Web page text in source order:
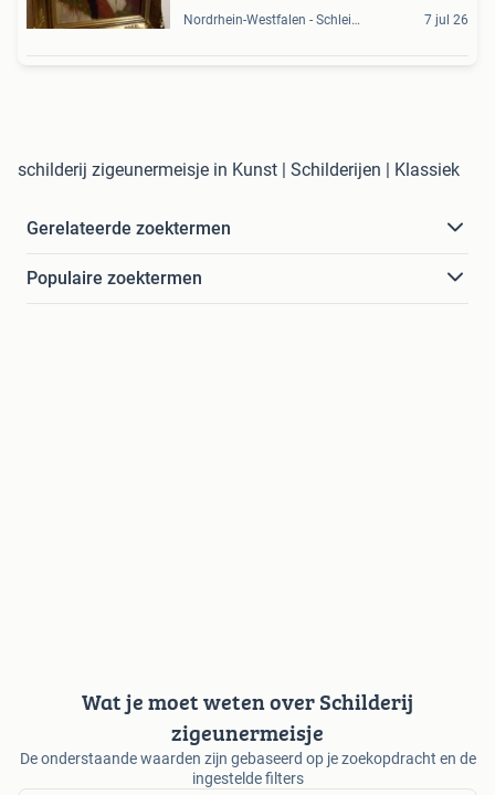
Nordrhein-Westfalen - Schleiden, DE 7 jul 26
schilderij zigeunermeisje in Kunst | Schilderijen | Klassiek
Gerelateerde zoektermen
Populaire zoektermen
Wat je moet weten over Schilderij
zigeunermeisje
De onderstaande waarden zijn gebaseerd op je zoekopdracht en de
ingestelde filters